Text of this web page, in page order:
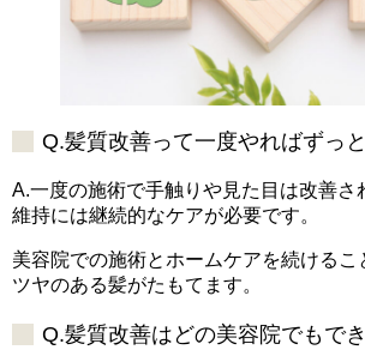
Q.髪質改善って一度やればずっ
A.一度の施術で手触りや見た目は改善さ
維持には継続的なケアが必要です。
美容院での施術とホームケアを続けるこ
ツヤのある髪がたもてます。
Q.髪質改善はどの美容院でもで